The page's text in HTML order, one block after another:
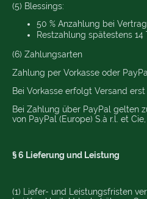
(5) Blessings:
50 % Anzahlung bei
Restzahlung spätestens
(6) Zahlungsarten
Zahlung per Vorkasse oder
Bei Vorkasse erfolgt Versand
Bei Zahlung über PayPal gelten
von PayPal (Europe) S.à r.l. et Cie,
§ 6 Lieferung und Leistung
(1) Liefer- und Leistungsfristen